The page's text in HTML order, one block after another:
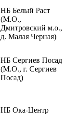
НБ Белый Раст
(М.О.,
Дмитровский м.о.,
д. Малая Черная)
НБ Сергиев Посад
(М.О., г. Сергиев
Посад)
НБ Ока-Центр